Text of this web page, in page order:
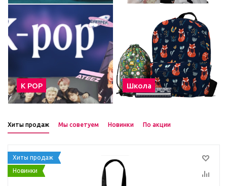
К POP Школа
Хиты продаж Мы советуем Новинки По акции
Хиты продаж
Новинки